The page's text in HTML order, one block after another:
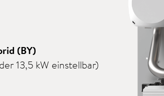
(BY)
13,5 kW einstellbar)